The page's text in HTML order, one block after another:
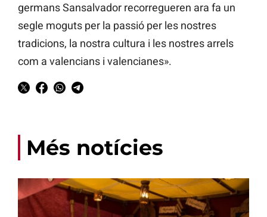
germans Sansalvador recorregueren ara fa un
segle moguts per la passió per les nostres
tradicions, la nostra cultura i les nostres arrels
com a valencians i valencianes».
Més notícies